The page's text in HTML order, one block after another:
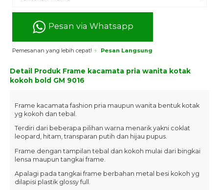
Pesan via Whatsapp
Pemesanan yang lebih cepat! Pesan Langsung
Detail Produk Frame kacamata pria wanita kotak
kokoh bold GM 9016
Frame kacamata fashion pria maupun wanita bentuk kotak
yg kokoh dan tebal.
Terdiri dari beberapa pilihan warna menarik yakni coklat
leopard, hitam, transparan putih dan hijau pupus.
Frame dengan tampilan tebal dan kokoh mulai dari bingkai
lensa maupun tangkai frame.
Apalagi pada tangkai frame berbahan metal besi kokoh yg
dilapisi plastik glossy full.